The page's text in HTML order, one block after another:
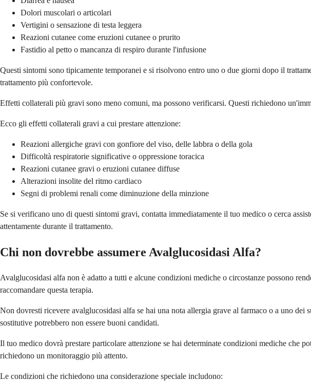
Dolori muscolari o articolari
Vertigini o sensazione di testa leggera
Reazioni cutanee come eruzioni cutanee o prurito
Fastidio al petto o mancanza di respiro durante l'infusione
Questi sintomi sono tipicamente temporanei e si risolvono entro uno o due giorni dopo il
trattamento più confortevole.
Effetti collaterali più gravi sono meno comuni, ma possono verificarsi. Questi richiedono
Ecco gli effetti collaterali gravi a cui prestare attenzione:
Reazioni allergiche gravi con gonfiore del viso, delle labbra o della gola
Difficoltà respiratorie significative o oppressione toracica
Reazioni cutanee gravi o eruzioni cutanee diffuse
Alterazioni insolite del ritmo cardiaco
Segni di problemi renali come diminuzione della minzione
Se si verificano uno di questi sintomi gravi, contatta immediatamente il tuo medico o cerca
attentamente durante il trattamento.
Chi non dovrebbe assumere Avalglucosidasi Alfa?
Avalglucosidasi alfa non è adatto a tutti e alcune condizioni mediche o circostanze possono
raccomandare questa terapia.
Non dovresti ricevere avalglucosidasi alfa se hai una nota allergia grave al farmaco o a uno
sostitutive potrebbero non essere buoni candidati.
Il tuo medico dovrà prestare particolare attenzione se hai determinate condizioni mediche che
richiedono un monitoraggio più attento.
Le condizioni che richiedono una considerazione speciale includono: